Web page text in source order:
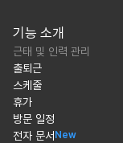
기능 소개
근태 및 인력 관리
출퇴근
스케줄
휴가
방문 일정
전자 문서New